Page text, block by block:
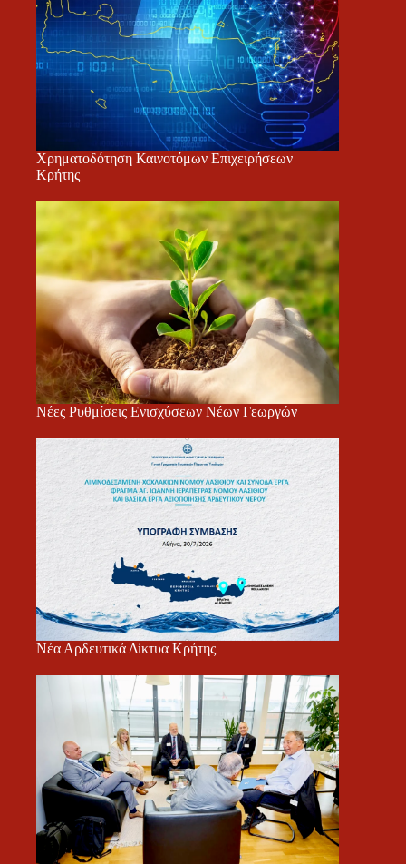
Χρηματοδότηση Καινοτόμων Επιχειρήσεων
Κρήτης
Νέες Ρυθμίσεις Ενισχύσεων Νέων Γεωργών
Νέα Αρδευτικά Δίκτυα Κρήτης